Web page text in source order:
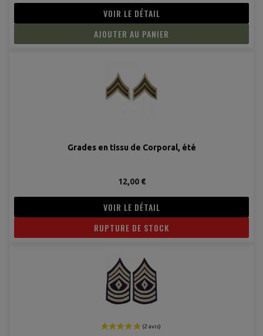
VOIR LE DÉTAIL
AJOUTER AU PANIER
Grades en tissu de Corporal, été
12,00 €
VOIR LE DÉTAIL
RUPTURE DE STOCK